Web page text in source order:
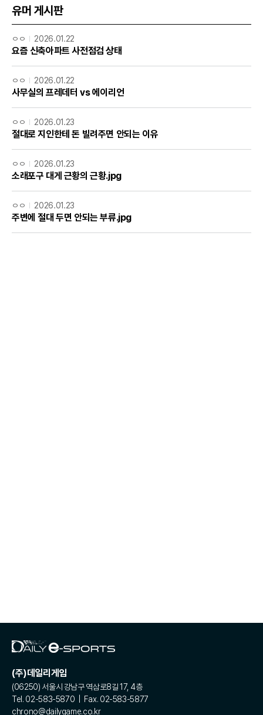
유머 게시판
ㅇㅇ 2026.01.22
요즘 신축아파트 사전점검 상태
ㅇㅇ 2026.01.22
사무실의 프레데터 vs 에이리언
ㅇㅇ 2026.01.23
절대로 지인한테 돈 빌려주면 안되는 이유
ㅇㅇ 2026.01.23
소래포구 대게 근황의 근황.jpg
ㅇㅇ 2026.01.23
주변에 절대 두면 안되는 부류.jpg
(주)데일리게임
(06250) 서울시 강남구 역삼로8길 17, 4층
Tel. 02-583-5870 | Fax. 02-583-5877
chrono@dailygame.co.kr